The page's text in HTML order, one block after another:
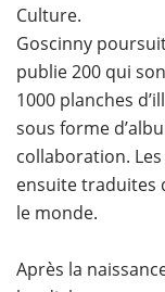
Culture.
Goscinny
publie 200 qui
1000 planches
sous forme
collaboration.
ensuite traduites
le monde.
Après la